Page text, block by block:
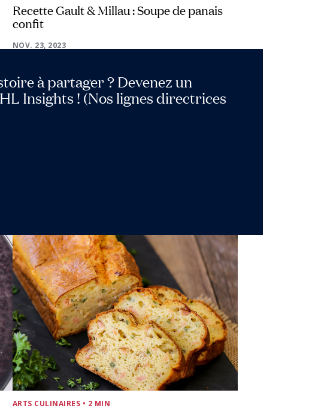
Recette Gault & Millau : Soupe de panais
confit
NOV. 23, 2023
à partager ? Devenez un
Insights ! (Nos lignes directrices
ARTS CULINAIRES • 2 MIN